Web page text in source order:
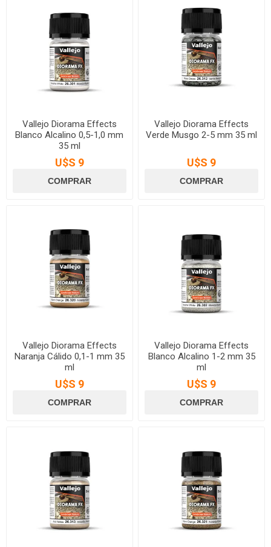
Vallejo Diorama Effects
Blanco Alcalino 0,5-1,0 mm
35 ml
U$S 9
Vallejo Diorama Effects
Verde Musgo 2-5 mm 35 ml
U$S 9
Vallejo Diorama Effects
Naranja Cálido 0,1-1 mm 35
ml
U$S 9
Vallejo Diorama Effects
Blanco Alcalino 1-2 mm 35
ml
U$S 9